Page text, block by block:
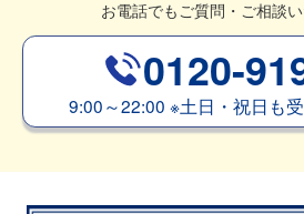
お電話でもご質問・ご相談い
0120-
9:00～22:00 ※土日・祝日も